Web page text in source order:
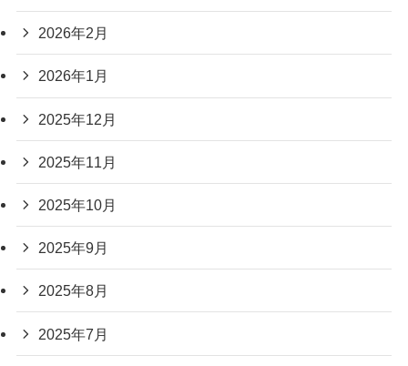
2026年2月
2026年1月
2025年12月
2025年11月
2025年10月
2025年9月
2025年8月
2025年7月